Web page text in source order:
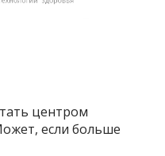
центром
если больше